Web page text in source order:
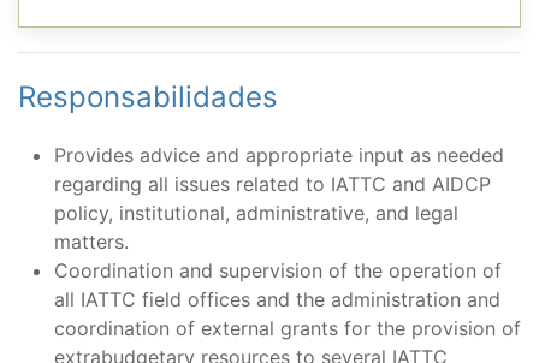
Responsabilidades
Provides advice and appropriate input as needed
regarding all issues related to IATTC and AIDCP
policy, institutional, administrative, and legal
matters.
Coordination and supervision of the operation of
all IATTC field offices and the administration and
coordination of external grants for the provision of
extrabudgetary resources to several IATTC